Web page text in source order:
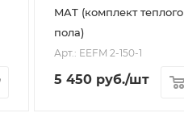
MAT (комплект теплого
пола)
Арт.: EEFM 2-150-1
5 450 руб./шт